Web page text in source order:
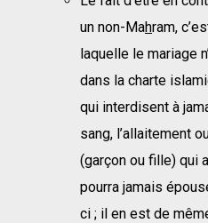
un non-Mahram,
laquelle le mariage
dans la charte
qui interdisent à
sang, l’allaitement
(garçon ou fille) qui
pourra jamais
ci ; il en est de